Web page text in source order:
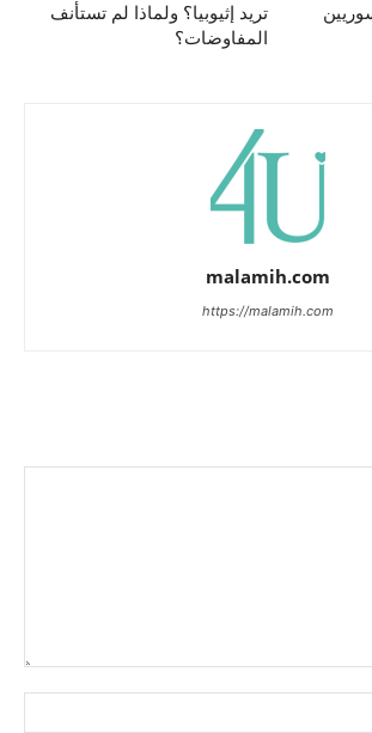
تريد إثيوبيا؟ ولماذا لم تستأنف
المفاوضات؟
malamih.com
https://malamih.com